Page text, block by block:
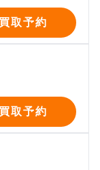
買取予約
買取予約